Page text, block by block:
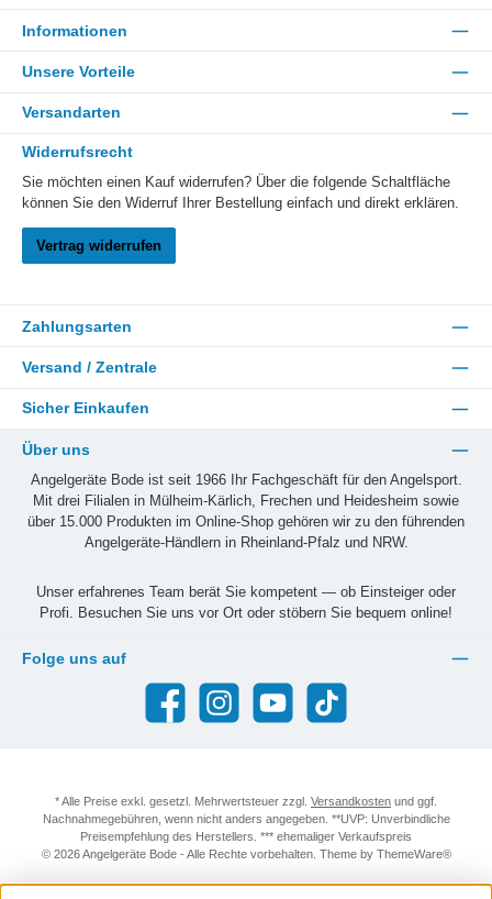
Informationen
Unsere Vorteile
Versandarten
Widerrufsrecht
Sie möchten einen Kauf widerrufen? Über die folgende Schaltfläche
können Sie den Widerruf Ihrer Bestellung einfach und direkt erklären.
Vertrag widerrufen
Zahlungsarten
Versand / Zentrale
Sicher Einkaufen
Über uns
Angelgeräte Bode ist seit 1966 Ihr Fachgeschäft für den Angelsport.
Mit drei Filialen in Mülheim-Kärlich, Frechen und Heidesheim sowie
über 15.000 Produkten im Online-Shop gehören wir zu den führenden
Angelgeräte-Händlern in Rheinland-Pfalz und NRW.
Unser erfahrenes Team berät Sie kompetent — ob Einsteiger oder
Profi. Besuchen Sie uns vor Ort oder stöbern Sie bequem online!
Folge uns auf
Facebook Instagram YouTube TikTok
* Alle Preise exkl. gesetzl. Mehrwertsteuer zzgl. Versandkosten und ggf.
Nachnahmegebühren, wenn nicht anders angegeben. **UVP: Unverbindliche
Preisempfehlung des Herstellers. *** ehemaliger Verkaufspreis
© 2026 Angelgeräte Bode - Alle Rechte vorbehalten. Theme by ThemeWare®